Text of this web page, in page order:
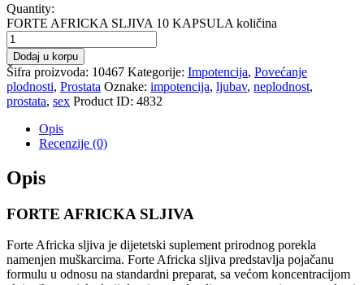
Quantity:
FORTE AFRICKA SLJIVA 10 KAPSULA količina
Dodaj u korpu
Šifra proizvoda: 10467 Kategorije: Impotencija, Povećanje
plodnosti, Prostata Oznake: impotencija, ljubav, neplodnost,
prostata, sex Product ID: 4832
Opis
Recenzije (0)
Opis
FORTE AFRICKA SLJIVA
Forte Africka sljiva je dijetetski suplement prirodnog porekla
namenjen muškarcima. Forte Africka sljiva predstavlja pojačanu
formulu u odnosu na standardni preparat, sa većom koncentracijom